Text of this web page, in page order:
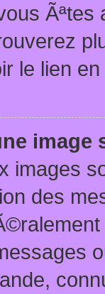
Ãªtes
le lien
image
images
des